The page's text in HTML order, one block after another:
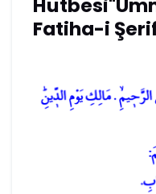
Fatiha-i